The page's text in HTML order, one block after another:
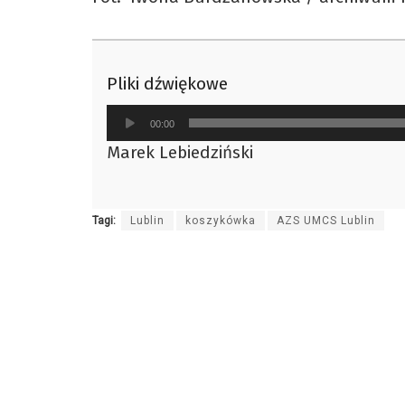
Pliki dźwiękowe
Odtwarzacz
plików
dźwiękowych
00:00
Marek Lebiedziński
Tagi: Lublin koszykówka AZS UMCS Lublin